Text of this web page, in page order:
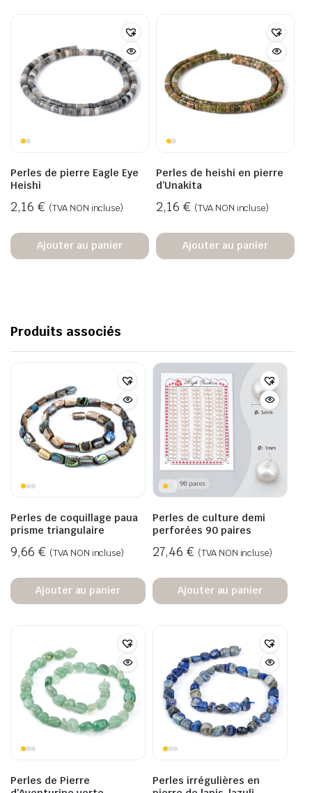
Perles de pierre Eagle Eye
Heishi
2,16 € (TVA NON incluse)
Ajouter au panier
Perles de heishi en pierre
d’Unakita
2,16 € (TVA NON incluse)
Ajouter au panier
Produits associés
Perles de coquillage paua
prisme triangulaire
9,66 € (TVA NON incluse)
Ajouter au panier
Perles de culture demi
perforées 90 paires
27,46 € (TVA NON incluse)
Ajouter au panier
Perles de Pierre
Perles irrégulières en